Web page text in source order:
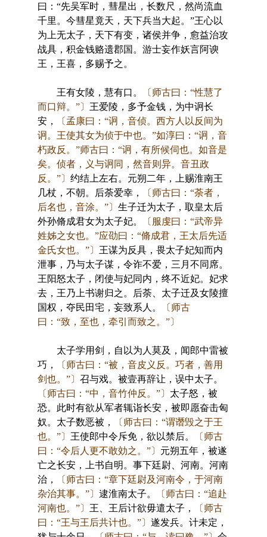
曰：“先吴军时，彗星出，长数尺，然尚流血
千里。今彗星竟天，天下兵当大起。”王心以
为上无太子，天下有变，诸侯并争，愈益治攻
战具，积金钱赂遗郡国。游士妄作妖言阿谀
王，王喜，多赐予之。
王有女陵，慧有口。
〔师古曰：“性慧了
而口辩。”〕 王爱陵，多予金钱，为中诇长
安，
〔孟康曰：“诇，音侦。西方人以反间为
诇。王使其女为侦于中也。”如淳曰：“诇，音
朽政反。”师古曰：“诇，有所候伺也。如音是
矣。侦者，义与诇同，然音则异。音丑政
反。”〕 约结上左右。元朔二年，上赐淮南王
几杖，不朝。后荼爱幸，
〔师古曰：“荼者，
后名也，音涂。”〕 生子迁为太子，取皇太后
外孙脩成君女为太子妃。
〔服虔曰：“武帝异
姓姊之女也。”应劭曰：“脩成君，王太后先适
金氏女也。”〕 王谋为反具，畏太子妃知而内
泄事，乃与太子谋，令诈不爱，三月不同席。
王阳怒太子，闭使与妃同内，终不近妃。妃求
去，王乃上书谢归之。后荼、太子迁及女陵擅
国权，夺民田宅，妄致系人。
〔师古
曰：“致，至也，牵引而致之。”〕
太子学用剑，自以为人莫及，闻郎中雷被
巧，
〔师古曰：“被，音皮义反。巧者，善用
剑也。”〕 召与戏。被壹再辞让，误中太子。
〔师古曰：“中，音竹仲反。”〕 太子怒，被
恐。此时有欲从军者辄诣长安，被即愿奋击匈
奴。太子数恶被，
〔师古曰：“谓谮毁之于王
也。”〕 王使郎中令斥免，欲以禁后。
〔师古
曰：“令后人更不敢効之。”〕 元朔五年，被遂
亡之长安，上书自明。事下廷尉、河南。河南
治，
〔师古曰：“章下廷尉及河南令，于河南
杂治其事。”〕 逮淮南太子。
〔师古曰：“追赴
河南也。”〕 王、王后计欲毋遣太子，
〔师古
曰：“王与王后共计也。”〕 遂发兵。计未定，